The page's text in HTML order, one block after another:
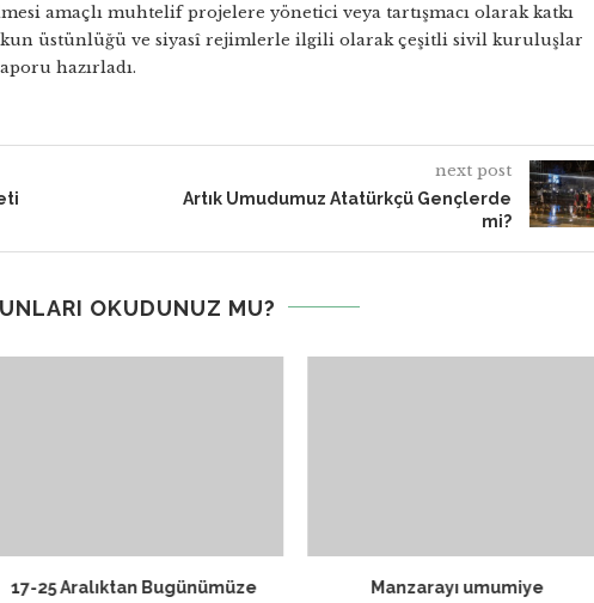
amaçlı muhtelif projelere yönetici veya tartışmacı olarak katkı
üstünlüğü ve siyasî rejimlerle ilgili olarak çeşitli sivil kuruluşlar
hazırladı.
next post
Artık Umudumuz Atatürkçü Gençlerde
mi?
OKUDUNUZ MU?
17-25 Aralıktan Bugünümüze
Manzarayı umumiye